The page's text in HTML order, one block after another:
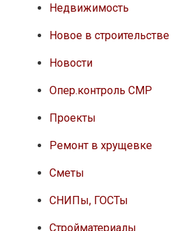
Недвижимость
Новое в строительстве
Новости
Опер.контроль СМР
Проекты
Ремонт в хрущевке
Сметы
СНИПы, ГОСТы
Стройматериалы